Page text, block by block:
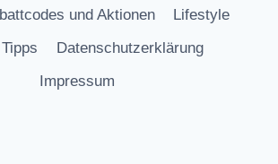
und Aktionen
Lifestyle
Datenschutzerklärung
Impressum